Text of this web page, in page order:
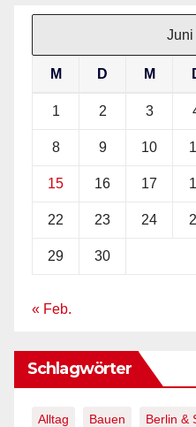
Juni
M D M
1 2 3
8 9 10
15 16 17
22 23 24
29 30
« Feb.
Schlagwörter
Alltag Bauen Berlin &